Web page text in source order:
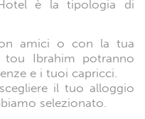
è la tipologia di
amici o con la tua
Ibrahim potranno
e i tuoi capricci.
il tuo alloggio
selezionato.